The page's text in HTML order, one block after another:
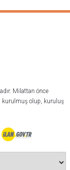
Milattan önce
kurulmuş olup, kuruluş